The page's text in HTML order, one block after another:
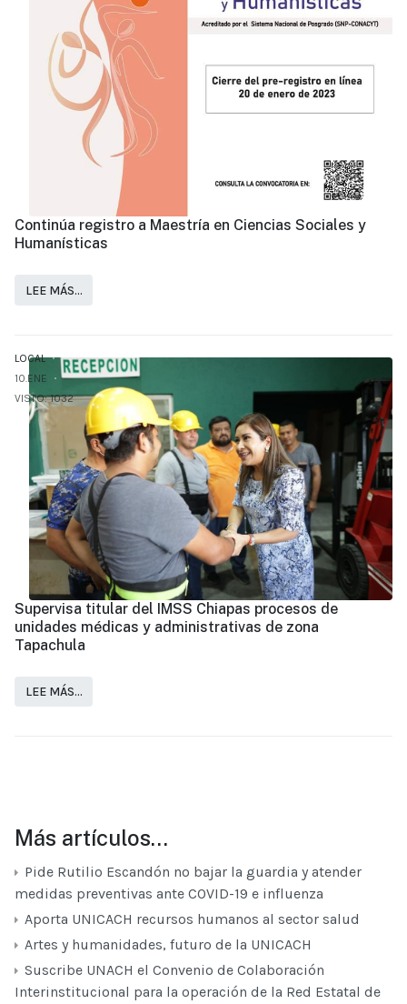
Continúa registro a Maestría en Ciencias Sociales y
Humanísticas
LEE MÁS…
LOCAL
10.ENE
VISTO: 1032
Supervisa titular del IMSS Chiapas procesos de
unidades médicas y administrativas de zona
Tapachula
LEE MÁS…
Más artículos…
Pide Rutilio Escandón no bajar la guardia y atender
medidas preventivas ante COVID-19 e influenza
Aporta UNICACH recursos humanos al sector salud
Artes y humanidades, futuro de la UNICACH
Suscribe UNACH el Convenio de Colaboración
Interinstitucional para la operación de la Red Estatal de